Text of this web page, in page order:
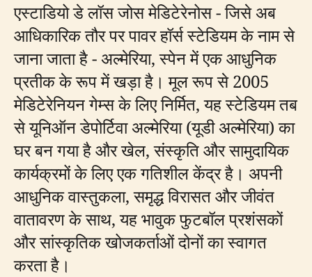
एस्टाडियो डे लॉस जोस मेडिटेरेनोस - जिसे अब
आधिकारिक तौर पर पावर हॉर्स स्टेडियम के नाम से
जाना जाता है - अल्मेरिया, स्पेन में एक आधुनिक
प्रतीक के रूप में खड़ा है। मूल रूप से 2005
मेडिटेरेनियन गेम्स के लिए निर्मित, यह स्टेडियम तब
से यूनिऑन डेपोर्टिवा अल्मेरिया (यूडी अल्मेरिया) का
घर बन गया है और खेल, संस्कृति और सामुदायिक
कार्यक्रमों के लिए एक गतिशील केंद्र है। अपनी
आधुनिक वास्तुकला, समृद्ध विरासत और जीवंत
वातावरण के साथ, यह भावुक फुटबॉल प्रशंसकों
और सांस्कृतिक खोजकर्ताओं दोनों का स्वागत
करता है।